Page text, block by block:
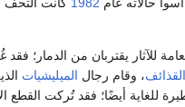
حالاته عام 1982 كانت التحف
للآثار يقتربان من الدمار؛
القذائف، وقام رجال الميليشيات
للغاية أيضًا؛ فقد تُركت القطع